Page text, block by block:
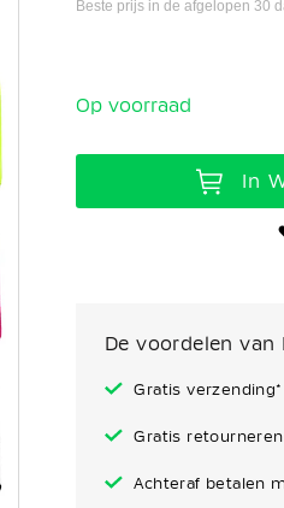
Beste prijs in de afgelopen 30
Op voorraad
In
De voordelen van
Gratis
Gratis
Achteraf betalen